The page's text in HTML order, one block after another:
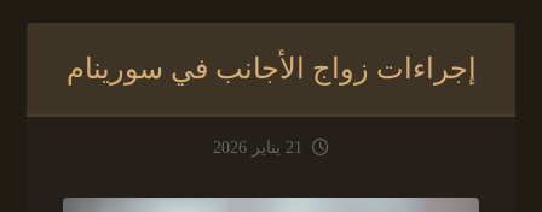
إجراءات زواج الأجانب في سورينام
21 يناير 2026